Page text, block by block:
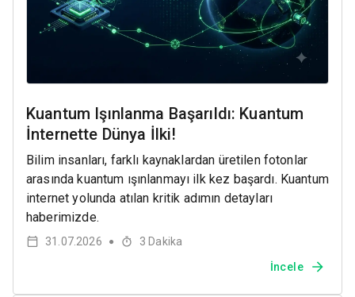
Kuantum Işınlanma Başarıldı: Kuantum
İnternette Dünya İlki!
Bilim insanları, farklı kaynaklardan üretilen fotonlar
arasında kuantum ışınlanmayı ilk kez başardı. Kuantum
internet yolunda atılan kritik adımın detayları
haberimizde.
31.07.2026 ● 3 Dakika
İncele